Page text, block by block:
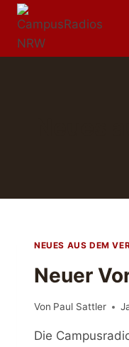
Zum
Inhalt
springen
NEUES AUS DEM
Neuer
Von Paul Sattler
Die